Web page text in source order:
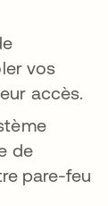
vos
accès.
de
pare-feu